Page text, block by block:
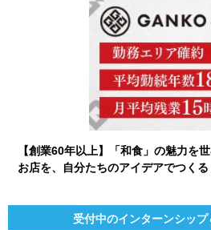
【創業60年以上】「和食」の魅力を
お店を、自分たちのアイデアでつくる
受付中のインターンシッ